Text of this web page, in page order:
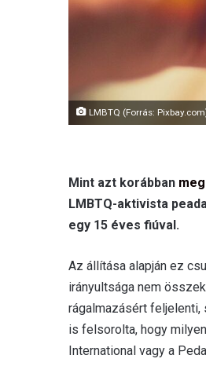
LMBTQ (Forrás:
Mint azt korábban
LMBTQ-aktivista
egy 15 éves fiúval.
Az állítása alapján ez
irányultsága nem
rágalmazásért
is felsorolta, hogy
International vagy a